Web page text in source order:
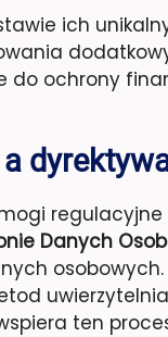
ich
do ochrony
regulacyjne
Danych
osobowych.
ten